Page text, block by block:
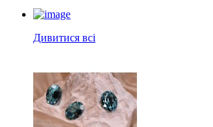
Дивитися всі